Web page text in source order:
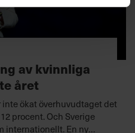
av kvinnliga
året
ökat överhuvudtaget det
procent. Och Sverige
internationellt. En ny